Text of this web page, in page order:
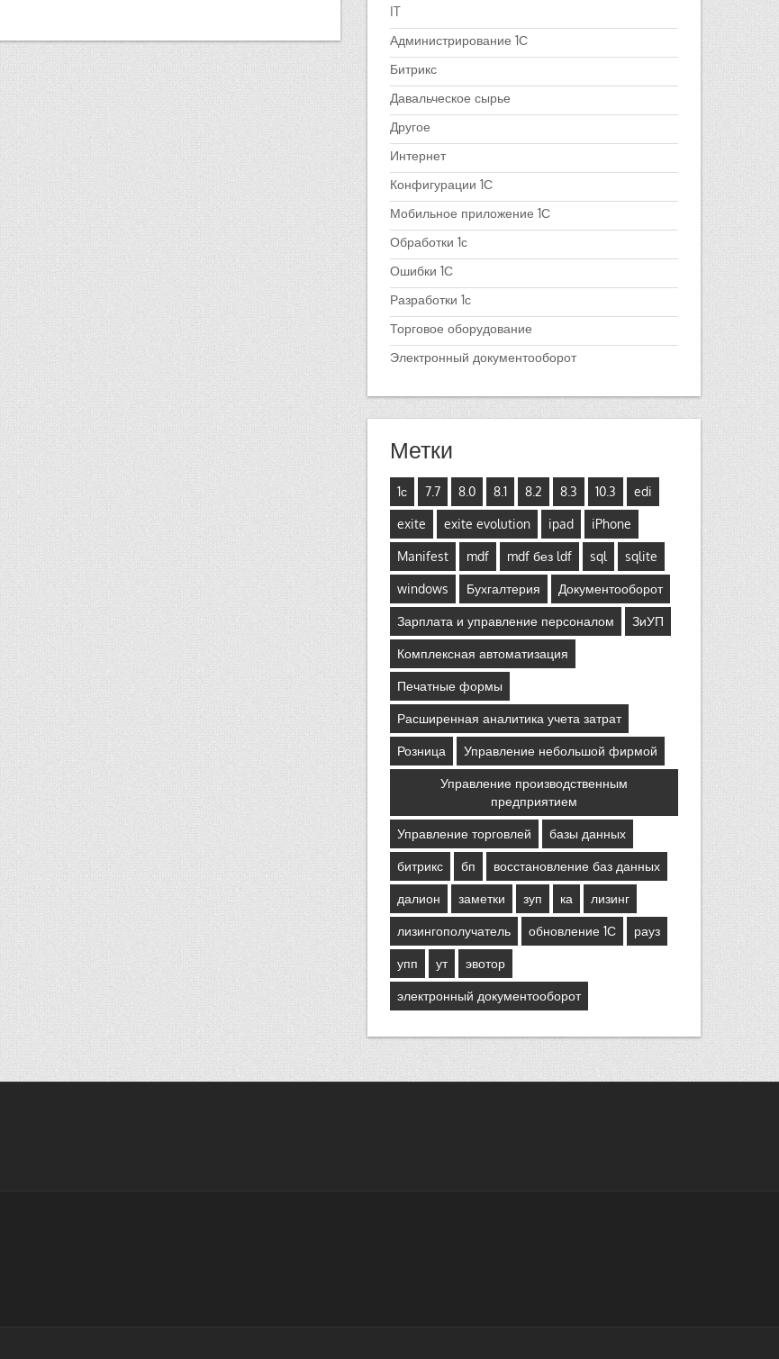
IT
Администрирование 1С
Битрикс
Давальческое сырье
Другое
Интернет
Конфигурации 1С
Мобильное приложение 1С
Обработки 1с
Ошибки 1С
Разработки 1с
Торговое оборудование
Электронный документооборот
Метки
1с 7.7 8.0 8.1 8.2 8.3 10.3 edi
exite exite evolution ipad iPhone
Manifest mdf mdf без ldf sql sqlite
windows Бухгалтерия Документооборот
Зарплата и управление персоналом ЗиУП
Комплексная автоматизация
Печатные формы
Расширенная аналитика учета затрат
Розница Управление небольшой фирмой
Управление производственным
предприятием
Управление торговлей базы данных
битрикс бп восстановление баз данных
далион заметки зуп ка лизинг
лизингополучатель обновление 1С рауз
упп ут эвотор
электронный документооборот